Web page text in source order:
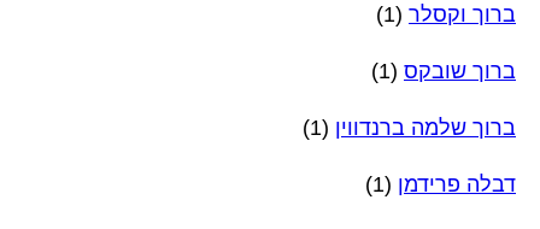
ברוך וקסלר (1)
ברוך שובקס (1)
ברוך שלמה ברנדווין (1)
דבלה פרידמן (1)